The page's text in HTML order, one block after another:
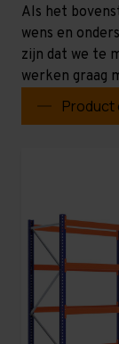
Als het
wens en
zijn dat we te
werken graag
Product